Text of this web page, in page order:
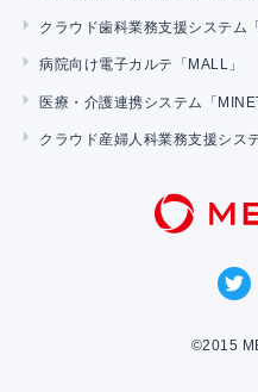
クラウド歯科業務支援システム
病院向け電子カルテ「MALL」
医療・介護連携システム「
クラウド産婦人科業務支援シス
©2015